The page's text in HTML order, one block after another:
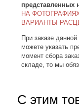
представленных
НА
ВАРИАНТЫ
При заказе
можете указать
момент сбора
складе, то мы
С этим